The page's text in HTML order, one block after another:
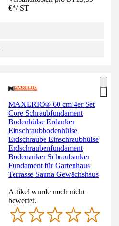
€*/ ST
MAXERIO® 60 cm 4er Set
Core Schraubfundament
Bodenhülse Erdanker
Einschraubbodenhülse
Erdschraube Einschraubhülse
Erdschraubenfundament
Bodenanker Schraubanker
Fundament für Gartenhaus
Terrasse Sauna Gewächshaus
Artikel wurde noch nicht
bewertet.